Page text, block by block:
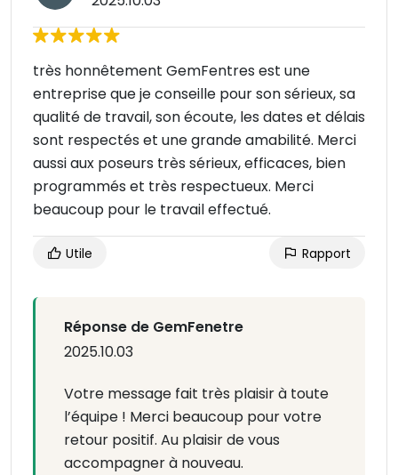
très honnêtement GemFentres est une
entreprise que je conseille pour son sérieux, sa
qualité de travail, son écoute, les dates et délais
sont respectés et une grande amabilité. Merci
aussi aux poseurs très sérieux, efficaces, bien
programmés et très respectueux. Merci
beaucoup pour le travail effectué.
Utile Rapport
Réponse de GemFenetre
2025.10.03
Votre message fait très plaisir à toute
l’équipe ! Merci beaucoup pour votre
retour positif. Au plaisir de vous
accompagner à nouveau.